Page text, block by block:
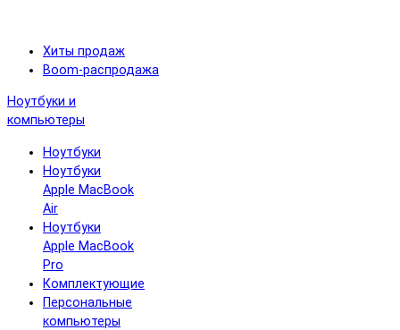
Хиты продаж
Boom-распродажа
Ноутбуки и
компьютеры
Ноутбуки
Ноутбуки
Apple MacBook
Air
Ноутбуки
Apple MacBook
Pro
Комплектующие
Персональные
компьютеры